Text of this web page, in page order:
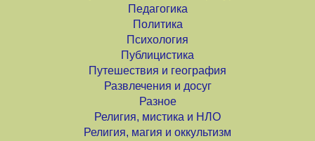
Педагогика
Политика
Психология
Публицистика
Путешествия и география
Развлечения и досуг
Разное
Религия, мистика и НЛО
Религия, магия и оккультизм